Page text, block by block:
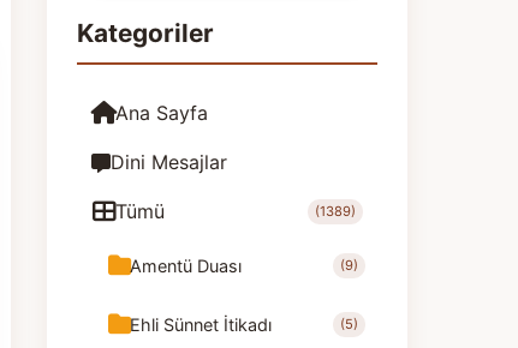
Kategoriler
Ana Sayfa
Dini Mesajlar
Tümü (1389)
Amentü Duası (9)
Ehli Sünnet İtikadı (5)